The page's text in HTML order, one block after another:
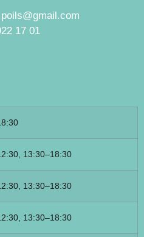
17 01
13:30–18:30
13:30–18:30
13:30–18:30